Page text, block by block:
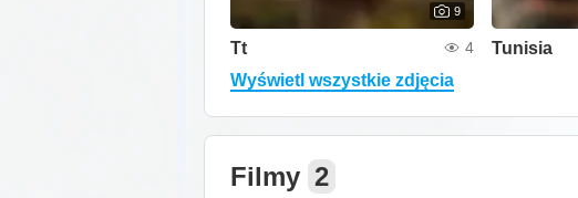
9
Tt 4 Tunisia
Wyświetl wszystkie zdjęcia
Filmy 2